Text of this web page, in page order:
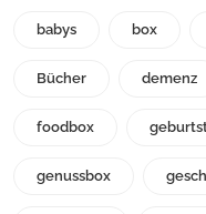
babys box
Bücher demenz
foodbox
genussbox